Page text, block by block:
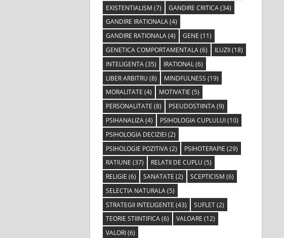
EXISTENTIALISM (7) GANDIRE CRITICA(34)
GANDIRE IRATIONALA(4)
GANDIRE RATIONALA(4) GENE (11)
GENETICA COMPORTAMENTALA(6) ILUZII(18)
INTELIGENTA(35) IRATIONAL(6)
LIBER ARBITRU (8) MINDFULNESS (19)
MORALITATE (4) MOTIVATIE (5)
PERSONALITATE (8) PSEUDOSTIINTA(9)
PSIHANALIZA(4) PSIHOLOGIA CUPLULUI(10)
PSIHOLOGIA DECIZIEI(2)
PSIHOLOGIE POZITIVA(2) PSIHOTERAPIE (29)
RATIUNE (37) RELATII DE CUPLU (5)
RELIGIE (6) SANATATE (2) SCEPTICISM (6)
SELECTIA NATURALA(5)
STRATEGII INTELIGENTE (43) SUFLET(2)
TEORIE STIINTIFICA(6) VALOARE (12)
VALORI(6)